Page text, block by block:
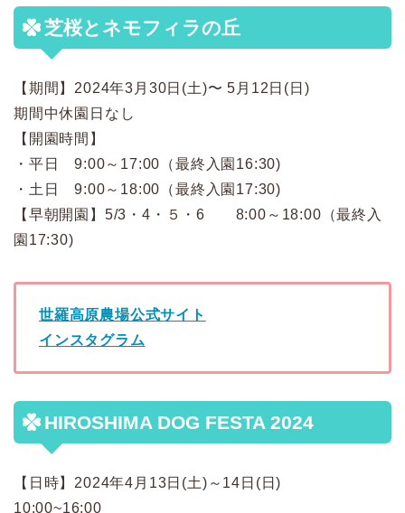
芝桜とネモフィラの丘
【期間】2024年3月30日(土)〜 5月12日(日)
期間中休園日なし
【開園時間 】
・平日 9:00～17:00（最終入園16:30)
・土日 9:00～18:00（最終入園17:30)
【早朝開園】5/3・4・５・6 8:00～18:00（最終入
園17:30)
世羅高原農場公式サイト
インスタグラム
HIROSHIMA DOG FESTA 2024
【日時】2024年4月13日(土)～14日(日)
10:00~16:00